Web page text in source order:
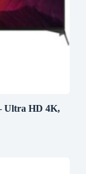
Ultra HD 4K,